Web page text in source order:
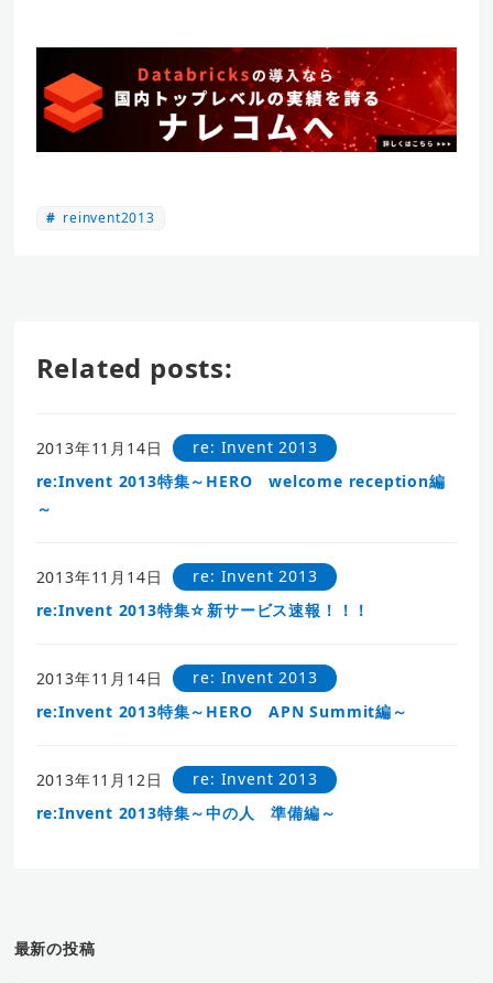
reinvent2013
Related posts:
2013年11月14日
re: Invent 2013
re:Invent 2013特集～HERO welcome reception編
～
2013年11月14日
re: Invent 2013
re:Invent 2013特集☆新サービス速報！！！
2013年11月14日
re: Invent 2013
re:Invent 2013特集～HERO APN Summit編～
2013年11月12日
re: Invent 2013
re:Invent 2013特集～中の人 準備編～
最新の投稿